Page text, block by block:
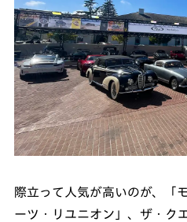
際立って人気が高いのが、「
ーツ・リユニオン」、ザ・ク